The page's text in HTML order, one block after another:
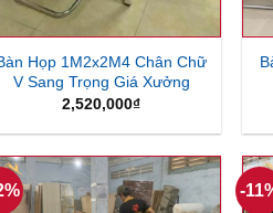
Họp 1M2x2M4 Chân Chữ
V Sang Trọng Giá Xưởng
2,520,000₫
-